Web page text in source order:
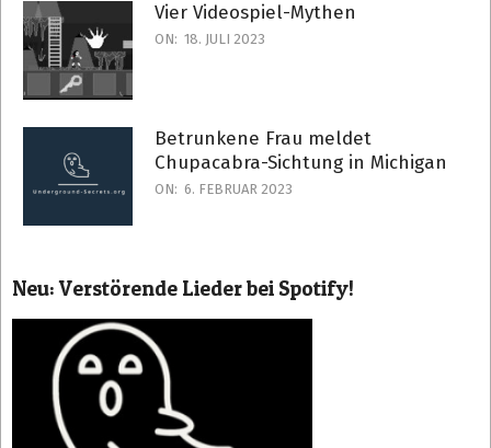
Vier Videospiel-Mythen
ON: 18. JULI 2023
Betrunkene Frau meldet
Chupacabra-Sichtung in Michigan
ON: 6. FEBRUAR 2023
Neu: Verstörende Lieder bei Spotify!